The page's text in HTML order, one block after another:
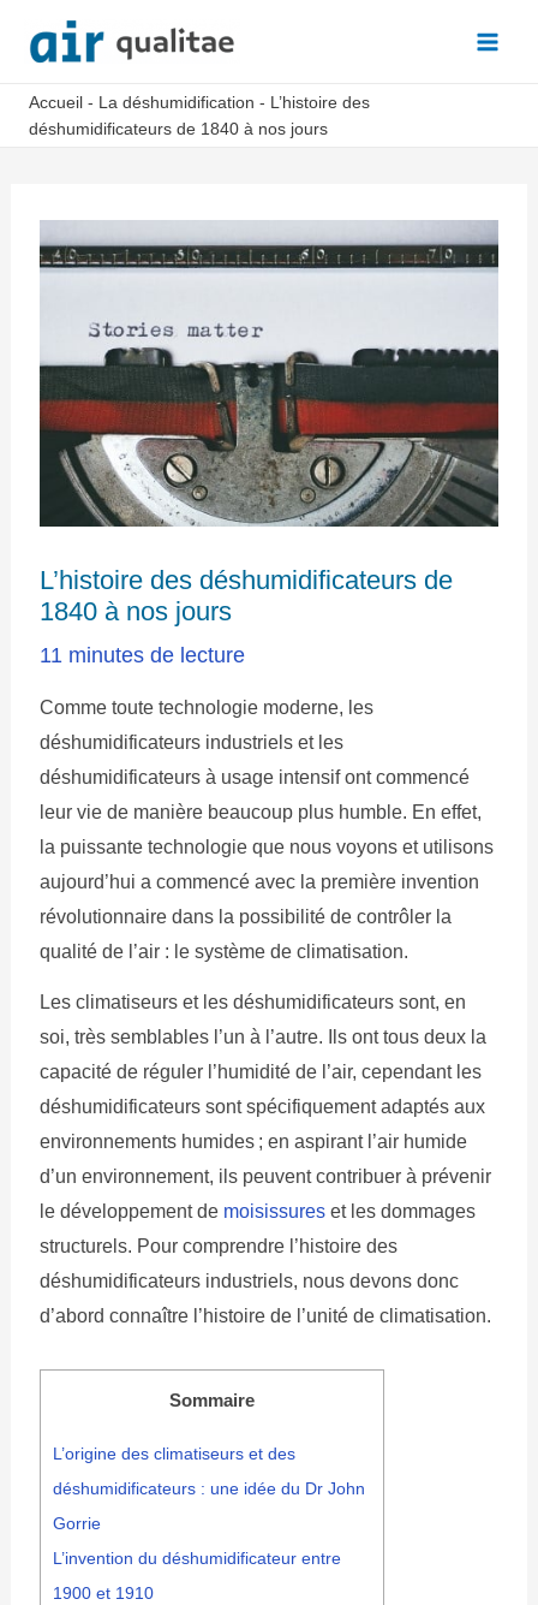
Accueil - La déshumidification - L’histoire des
déshumidificateurs de 1840 à nos jours
L’histoire des déshumidificateurs de
1840 à nos jours
11 minutes de lecture
Comme toute technologie moderne, les
déshumidificateurs industriels et les
déshumidificateurs à usage intensif ont commencé
leur vie de manière beaucoup plus humble. En effet,
la puissante technologie que nous voyons et utilisons
aujourd’hui a commencé avec la première invention
révolutionnaire dans la possibilité de contrôler la
qualité de l’air : le système de climatisation.
Les climatiseurs et les déshumidificateurs sont, en
soi, très semblables l’un à l’autre. Ils ont tous deux la
capacité de réguler l’humidité de l’air, cependant les
déshumidificateurs sont spécifiquement adaptés aux
environnements humides ; en aspirant l’air humide
d’un environnement, ils peuvent contribuer à prévenir
le développement de moisissureset les dommages
structurels. Pour comprendre l’histoire des
déshumidificateurs industriels, nous devons donc
d’abord connaître l’histoire de l’unité de climatisation.
Sommaire
L’origine des climatiseurs et des
déshumidificateurs : une idée du Dr John
Gorrie
L’invention du déshumidificateur entre
1900 et 1910